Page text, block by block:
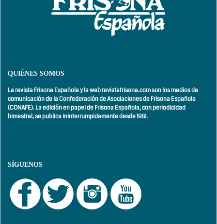
QUIÉNES SOMOS
La revista Frisona Española y la web revistafrisona.com son los medios de
comunicación de la Confederación de Asociaciones de Frisona Española
(CONAFE). La edición en papel de Frisona Española, conperiodicidad
bimestral,se publica ininterrumpidamente desde 1981.
SÍGUENOS